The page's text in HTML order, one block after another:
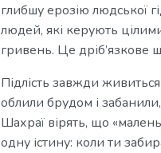
глибшу ерозію людської
людей, які керують
гривень. Це дріб’язкове
Підлість завжди
облили брудом і
Шахраї вірять, що
одну істину: коли ти